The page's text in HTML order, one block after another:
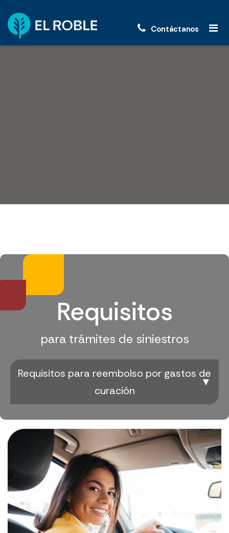
Contáctanos
Requisitos
para trámites de siniestros
Requisitos para reembolso por gastos de
curación